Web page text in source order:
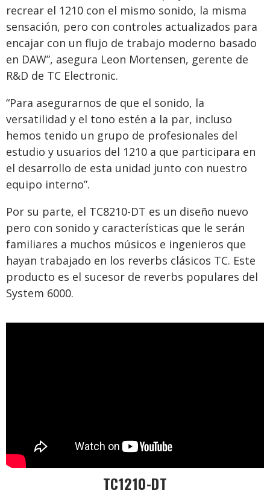
recrear el 1210 con el mismo sonido, la misma
sensación, pero con controles actualizados para
encajar con un flujo de trabajo moderno basado
en DAW”, asegura Leon Mortensen, gerente de
R&D de TC Electronic.
“Para asegurarnos de que el sonido, la
versatilidad y el tono estén a la par, incluso
hemos tenido un grupo de profesionales del
estudio y usuarios del 1210 a que participara en
el desarrollo de esta unidad junto con nuestro
equipo interno”.
Por su parte, el TC8210-DT es un diseño nuevo
pero con sonido y características que le serán
familiares a muchos músicos e ingenieros que
hayan trabajado en los reverbs clásicos TC. Este
producto es el sucesor de reverbs populares del
System 6000.
TC1210-DT